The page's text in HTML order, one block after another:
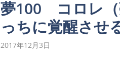
夢100 コロレ（
っちに覚醒させ
2017年12月3日